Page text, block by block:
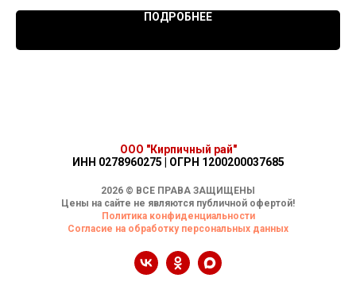
ПОДРОБНЕЕ
ООО "Кирпичный рай"
ИНН 0278960275 | ОГРН 1200200037685
2026 © ВСЕ ПРАВА ЗАЩИЩЕНЫ
Цены на сайте не являются публичной офертой!
Политика конфиденциальности
Согласие на обработку персональных данных